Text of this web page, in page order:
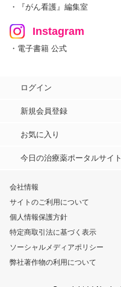
・『がん看護』編集室
Instagram
・電子書籍 公式
ログイン
新規会員登録
お気に入り
今日の治療薬ポータルサイト
会社情報
サイトのご利用について
個人情報保護方針
特定商取引法に基づく表示
ソーシャルメディアポリシー
弊社著作物の利用について